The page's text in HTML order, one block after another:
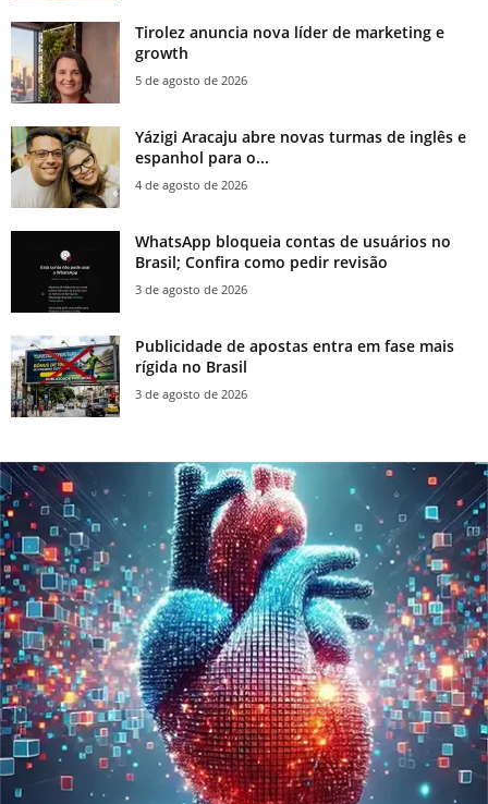
Tirolez anuncia nova líder de marketing e
growth
5 de agosto de 2026
Yázigi Aracaju abre novas turmas de inglês e
espanhol para o...
4 de agosto de 2026
WhatsApp bloqueia contas de usuários no
Brasil; Confira como pedir revisão
3 de agosto de 2026
Publicidade de apostas entra em fase mais
rígida no Brasil
3 de agosto de 2026